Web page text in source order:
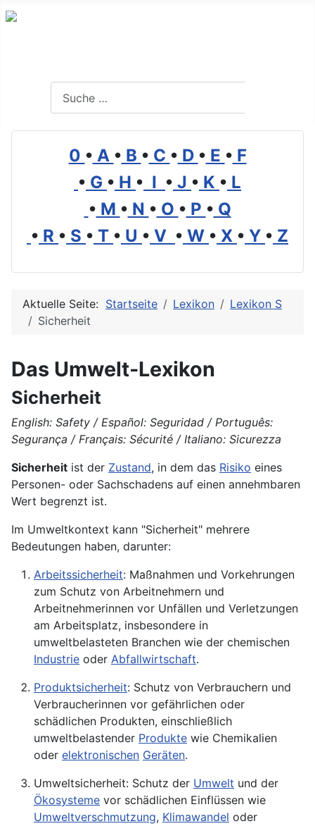
0 • A • B • C • D • E • F
• G • H • I • J • K • L
• M • N • O • P • Q
• R • S • T • U • V • W • X • Y • Z
Aktuelle Seite: Startseite Lexikon
Lexikon S
Sicherheit
Das Umwelt-Lexikon
Sicherheit
English: Safety / Español: Seguridad / Português:
Segurança / Français: Sécurité / Italiano: Sicurezza
Sicherheit ist der Zustand, in dem das Risiko eines
Personen- oder Sachschadens auf einen annehmbaren
Wert begrenzt ist.
Im Umweltkontext kann "Sicherheit" mehrere
Bedeutungen haben, darunter:
Arbeitssicherheit: Maßnahmen und Vorkehrungen
zum Schutz von Arbeitnehmern und
Arbeitnehmerinnen vor Unfällen und Verletzungen
am Arbeitsplatz, insbesondere in
umweltbelasteten Branchen wie der chemischen
Industrie oder Abfallwirtschaft.
Produktsicherheit: Schutz von Verbrauchern und
Verbraucherinnen vor gefährlichen oder
schädlichen Produkten, einschließlich
umweltbelastender Produkte wie Chemikalien
oder elektronischen Geräten.
Umweltsicherheit: Schutz der Umwelt und der
Ökosysteme vor schädlichen Einflüssen wie
Umweltverschmutzung, Klimawandel oder